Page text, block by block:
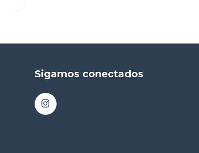
Sigamos conectados